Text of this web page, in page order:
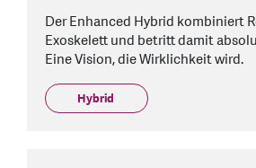
Der Enhanced Hybrid kombiniert
Exoskelett und betritt damit
Eine Vision, die Wirklichkeit wird.
Hybrid